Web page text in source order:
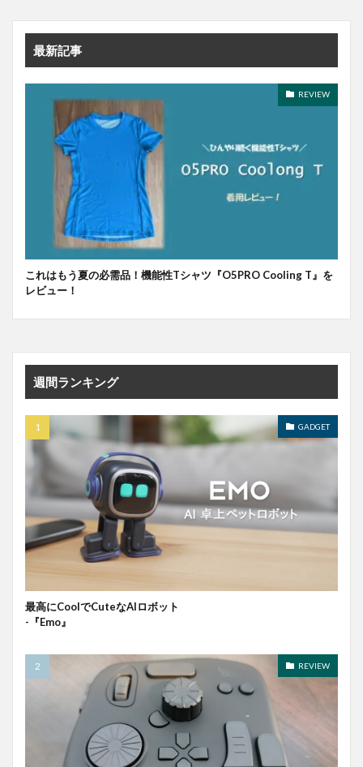
最新記事
REVIEW
これはもう夏の必需品！機能性Tシャツ『O5PRO Cooling T』を
レビュー！
週間ランキング
GADGET
最高にCoolでCuteなAIロボット
-『Emo』
REVIEW